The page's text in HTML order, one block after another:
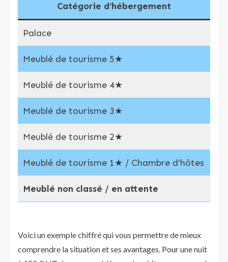
Catégorie d’hébergement
Palace
Meublé de tourisme 5★
Meublé de tourisme 4★
Meublé de tourisme 3★
Meublé de tourisme 2★
Meublé de tourisme 1★ / Chambre d’hôtes
Meublé non classé / en attente
Voici un exemple chiffré qui vous permettre de mieux
comprendre la situation et ses avantages. Pour une nuit